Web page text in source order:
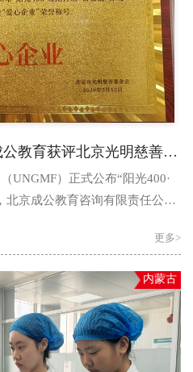
向善致远，公益同行｜成公教育获评北京光明慈善基金会“爱心企业”荣誉
UNGMF）正式公布“阳光400·
北京成公教育咨询有限责任公司
行企业社会责任的突..
更多>
内蒙古